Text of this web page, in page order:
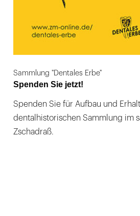
Sammlung "Dentales Erbe"
Spenden Sie jetzt!
Spenden Sie für Aufbau und
dentalhistorischen Sammlung im
Zschadraß.